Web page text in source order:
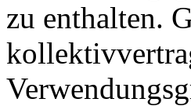
zu enthalten.